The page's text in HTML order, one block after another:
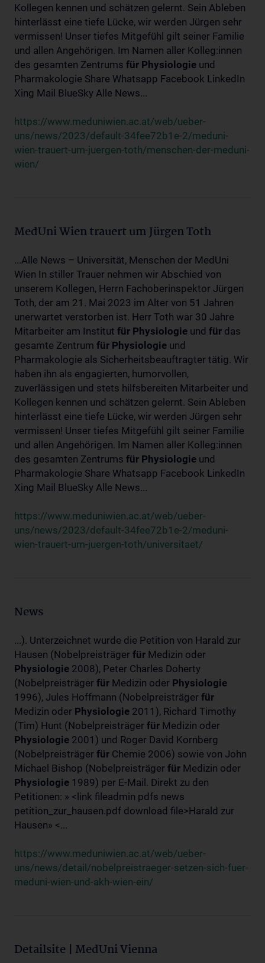
Kollegen kennen und schätzen gelernt. Sein Ableben
hinterlässt eine tiefe Lücke, wir werden Jürgen sehr
vermissen! Unser tiefes Mitgefühl gilt seiner Familie
und allen Angehörigen. Im Namen aller Kolleg:innen
des gesamten Zentrums für Physiologie und
Pharmakologie Share Whatsapp Facebook LinkedIn
Xing Mail BlueSky Alle News...
https://www.meduniwien.ac.at/web/ueber-
uns/news/2023/default-34fee72b1e-2/meduni-
wien-trauert-um-juergen-toth/menschen-der-meduni-
wien/
MedUni Wien trauert um Jürgen Toth
...Alle News – Universität, Menschen der MedUni
Wien In stiller Trauer nehmen wir Abschied von
unserem Kollegen, Herrn Fachoberinspektor Jürgen
Toth, der am 21. Mai 2023 im Alter von 51 Jahren
unerwartet verstorben ist. Herr Toth war 30 Jahre
Mitarbeiter am Institut für Physiologie und für das
gesamte Zentrum für Physiologie und
Pharmakologie als Sicherheitsbeauftragter tätig. Wir
haben ihn als engagierten, humorvollen,
zuverlässigen und stets hilfsbereiten Mitarbeiter und
Kollegen kennen und schätzen gelernt. Sein Ableben
hinterlässt eine tiefe Lücke, wir werden Jürgen sehr
vermissen! Unser tiefes Mitgefühl gilt seiner Familie
und allen Angehörigen. Im Namen aller Kolleg:innen
des gesamten Zentrums für Physiologie und
Pharmakologie Share Whatsapp Facebook LinkedIn
Xing Mail BlueSky Alle News...
https://www.meduniwien.ac.at/web/ueber-
uns/news/2023/default-34fee72b1e-2/meduni-
wien-trauert-um-juergen-toth/universitaet/
News
...). Unterzeichnet wurde die Petition von Harald zur
Hausen (Nobelpreisträger für Medizin oder
Physiologie 2008), Peter Charles Doherty
(Nobelpreisträger für Medizin oder Physiologie
1996), Jules Hoffmann (Nobelpreisträger für
Medizin oder Physiologie 2011), Richard Timothy
(Tim) Hunt (Nobelpreisträger für Medizin oder
Physiologie 2001) und Roger David Kornberg
(Nobelpreisträger für Chemie 2006) sowie von John
Michael Bishop (Nobelpreisträger für Medizin oder
Physiologie 1989) per E-Mail. Direkt zu den
Petitionen: » <link fileadmin pdfs news
petition_zur_hausen.pdf download file>Harald zur
Hausen» <...
https://www.meduniwien.ac.at/web/ueber-
uns/news/detail/nobelpreistraeger-setzen-sich-fuer-
meduni-wien-und-akh-wien-ein/
Detailsite | MedUni Vienna